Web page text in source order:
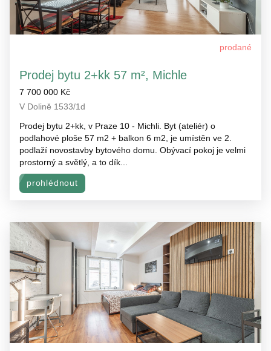
prodané
Prodej bytu 2+kk 57 m², Michle
7 700 000 Kč
V Dolině 1533/1d
Prodej bytu 2+kk, v Praze 10 - Michli. Byt (ateliér) o
podlahové ploše 57 m2 + balkon 6 m2, je umístěn ve 2.
podlaží novostavby bytového domu. Obývací pokoj je velmi
prostorný a světlý, a to dík...
prohlédnout